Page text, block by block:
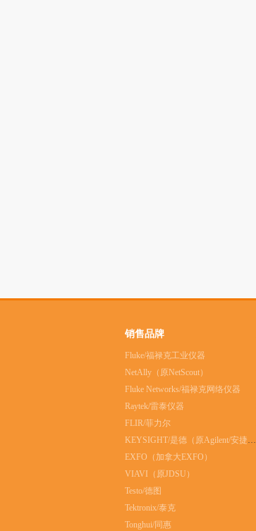
销售品牌
Fluke/福禄克工业仪器
NetAlly（原NetScout）
Fluke Networks/福禄克网络仪器
Raytek/雷泰仪器
FLIR/菲力尔
KEYSIGHT/是德（原Agilent/安捷伦）
EXFO（加拿大EXFO）
VIAVI（原JDSU）
Testo/德图
Tektronix/泰克
Tonghui/同惠